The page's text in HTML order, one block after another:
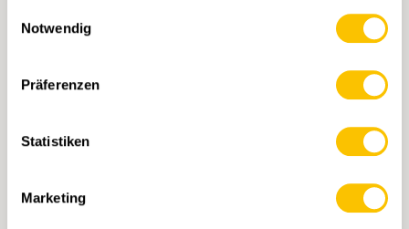
Notwendig
Präferenzen
Statistiken
Marketing
CHF 14.-